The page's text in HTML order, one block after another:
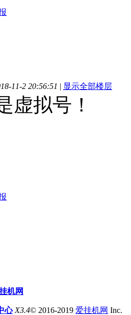
11-2 20:56:51 | 显示全部楼层
虚拟号！
机网
心 X3.4© 2016-2019 爱挂机网 Inc.